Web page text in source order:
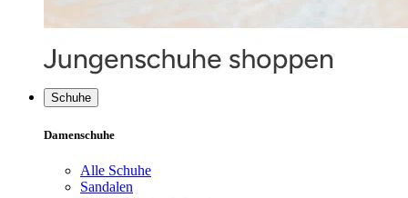
Schuhe
Damenschuhe
Alle Schuhe
Sandalen